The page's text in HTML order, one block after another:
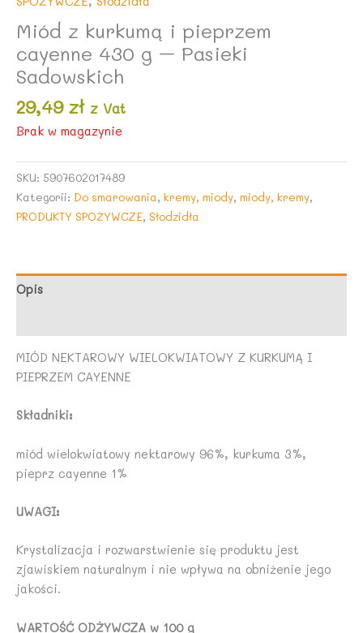
Miód z kurkumą i pieprzem
cayenne 430 g – Pasieki
Sadowskich
29,49 zł z Vat
Brak w magazynie
SKU: 5907602017489
Kategorii: Do smarowania, kremy, miody, miody, kremy,
PRODUKTY SPOŻYWCZE, Słodzidła
Opis
MIÓD NEKTAROWY WIELOKWIATOWY Z KURKUMĄ I
PIEPRZEM CAYENNE
Składniki:
miód wielokwiatowy nektarowy 96%, kurkuma 3%,
pieprz cayenne 1%
UWAGI:
Krystalizacja i rozwarstwienie się produktu jest
zjawiskiem naturalnym i nie wpływa na obniżenie jego
jakości.
WARTOŚĆ ODŻYWCZA w 100 g